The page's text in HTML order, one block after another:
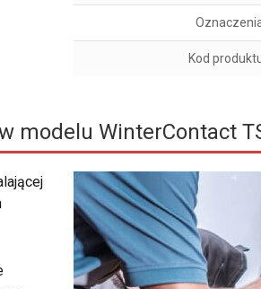
Kod
modelu WinterContact